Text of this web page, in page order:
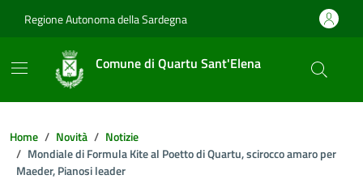
Regione Autonoma della Sardegna
Comune di Quartu Sant'Elena
Home Novità
Notizie
Mondiale di Formula Kite al Poetto di Quartu, scirocco amaro per
Maeder, Pianosi leader